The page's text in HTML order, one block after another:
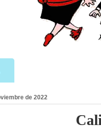
de 2022